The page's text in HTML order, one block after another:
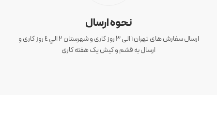
نحوه ارسال
ارسال سفارش های تهران 1 الی 3 روز کاری و شهرستان ٢ الي ٤ روز کاری و
ارسال به قشم و کیش یک هفته کاری